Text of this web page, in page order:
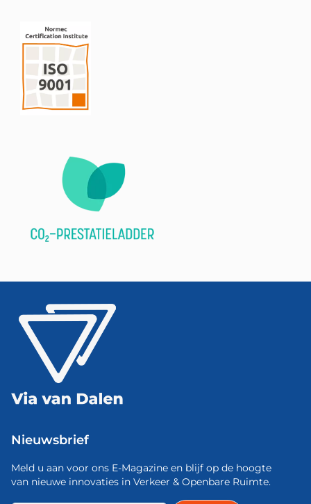
Nieuwsbrief
Meld u aan voor ons E-Magazine en blijf op de hoogte
van nieuwe innovaties in Verkeer & Openbare Ruimte.